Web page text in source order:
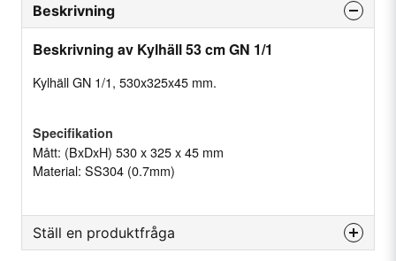
Beskrivning
Beskrivning av Kylhäll 53 cm GN 1/1
Kylhäll GN 1/1, 530x325x45 mm.
Specifikation
Mått: (BxDxH) 530 x 325 x 45 mm
Material: SS304 (0.7mm)
Ställ en produktfråga